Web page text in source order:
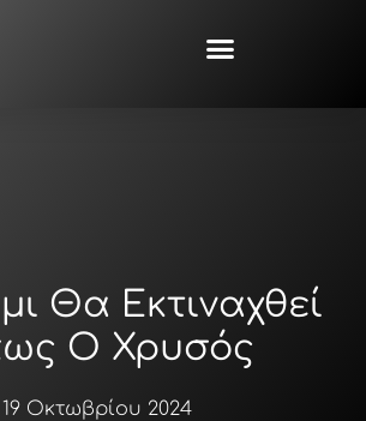
Θα Εκτιναχθεί
Ο Χρυσός
19 Οκτωβρίου 2024